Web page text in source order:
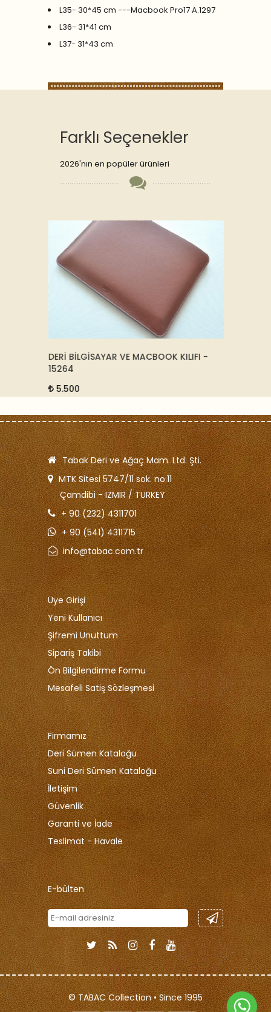
L35- 30*45 cm ---Macbook Pro17 A.1297
L36- 31*41 cm
L37- 31*43 cm
Farklı Seçenekler
2026'nın en popüler ürünleri
DERİ BİLGİSAYAR VE MACBOOK KILIFI -
15264
5.500
Tabak Deri ve Ağaç Mam. Ltd. Şti.
MTK Sitesi 5747/11 sok. no:11
Çamdibi - IZMIR / TURKEY
+ 90 (232) 4311701
+ 90 (541) 4311715
info@tabac.com.tr
Üye Girişi
Yeni Kullanıcı
Şifremi Unuttum
Sipariş Takibi
Ön Bilgilendirme Formu
Mesafeli Satiş Sözleşmesi
Firmamız
Deri Sümen Kataloğu
Suni Deri Sümen Kataloğu
İletişim
Güvenlik
Garanti ve İade
Teslimat - Havale
E-bülten
© TABAC Collection • Since 1995